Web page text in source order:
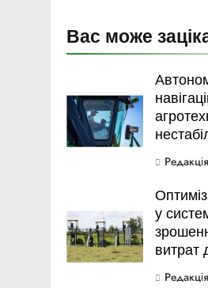
Вас може
Редакція
у
витрат
Редакція